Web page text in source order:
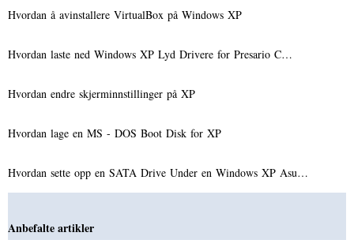
Hvordan å avinstallere VirtualBox på Windows XP
Hvordan laste ned Windows XP Lyd Drivere for Presario C…
Hvordan endre skjerminnstillinger på XP
Hvordan lage en MS - ​​DOS Boot Disk for XP
Hvordan sette opp en SATA Drive Under en Windows XP Asu…
Anbefalte artikler